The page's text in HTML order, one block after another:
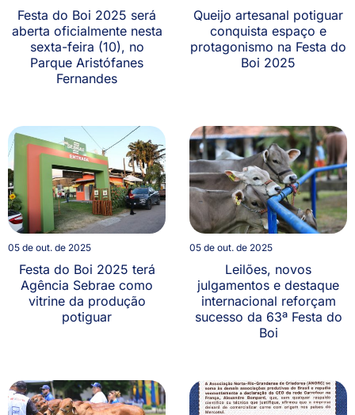
Festa do Boi 2025 será
aberta oficialmente nesta
sexta-feira (10), no
Parque Aristófanes
Fernandes
Queijo artesanal potiguar
conquista espaço e
protagonismo na Festa do
Boi 2025
05 de out. de 2025
Festa do Boi 2025 terá
Agência Sebrae como
vitrine da produção
potiguar
05 de out. de 2025
Leilões, novos
julgamentos e destaque
internacional reforçam
sucesso da 63ª Festa do
Boi